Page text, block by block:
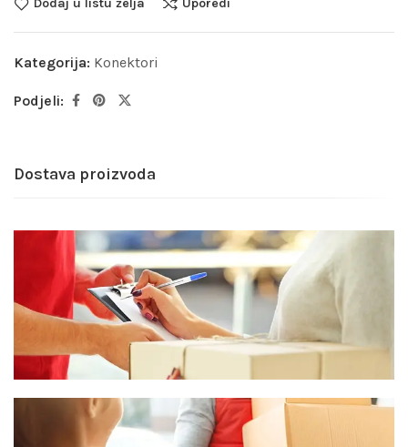
Dodaj u listu želja Uporedi
Kategorija: Konektori
Podjeli:
Dostava proizvoda